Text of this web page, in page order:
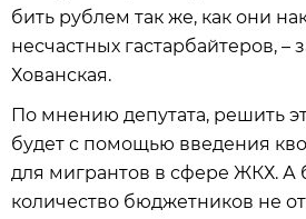
бить рублем так же, как они
несчастных гастарбайтеров, –
Хованская.
По мнению депутата, решить
будет с помощью введения
для мигрантов в сфере ЖКХ. А
количество бюджетников не